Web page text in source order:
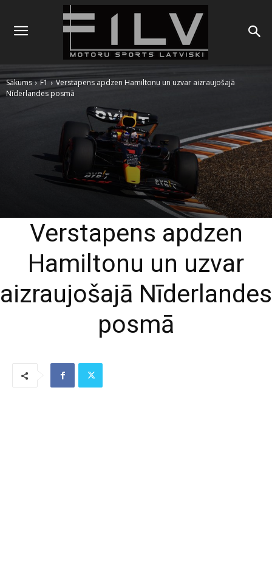
Sākums F1
Verstapens apdzen Hamiltonu un uzvar aizraujošajā
Nīderlandes posmā
Verstapens apdzen
Hamiltonu un uzvar
aizraujošajā Nīderlandes
posmā